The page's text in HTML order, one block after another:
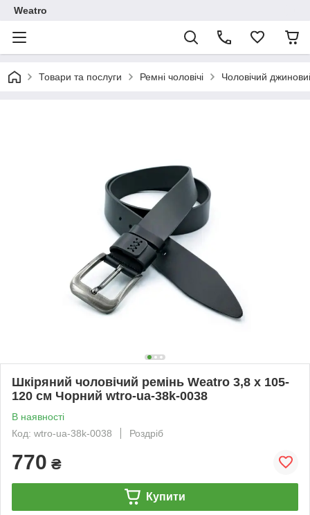
Weatro
Товари та послуги Ремні чоловічі Чоловічий
Шкіряний чоловічий ремінь Weatro 3,8 х 105-
120 см Чорний wtro-ua-38k-0038
В наявності
Код: wtro-ua-38k-0038
Роздріб
770 ₴
Купити